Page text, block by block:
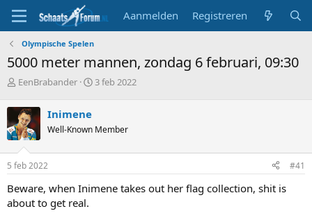
Aanmelden Registreren
Olympische Spelen
5000 meter mannen, zondag 6 februari, 09:30
T
p
i
c
s
t
a
t
e
EenBrabander
S
t
a
m
3 feb 2022
Inimene
Well-Known Member
5 feb 2022 #41
Beware, when Inimene takes out her flag collection, shit is
about to get real.